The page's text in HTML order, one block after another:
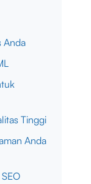
Anda
Tinggi
Anda